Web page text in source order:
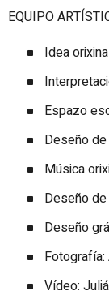
EQUIPO
Idea
Espazo
Deseño
Música
Deseño
Deseño
Vídeo: